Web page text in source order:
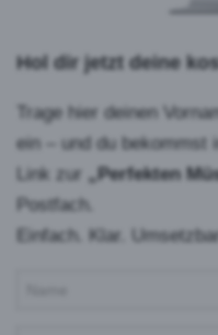
Hol dir jetzt deine
Trage hier deinen
ein – und du bekommst
Link zur „Perfekten
Postfach.
Einfach. Klar. Umsetzbar.